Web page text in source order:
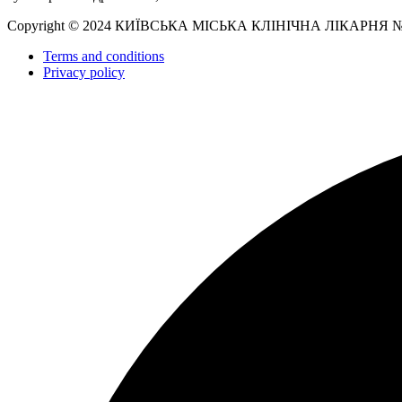
Copyright © 2024 КИЇВСЬКА МІСЬКА КЛІНІЧНА ЛІКАРНЯ
Terms and conditions
Privacy policy